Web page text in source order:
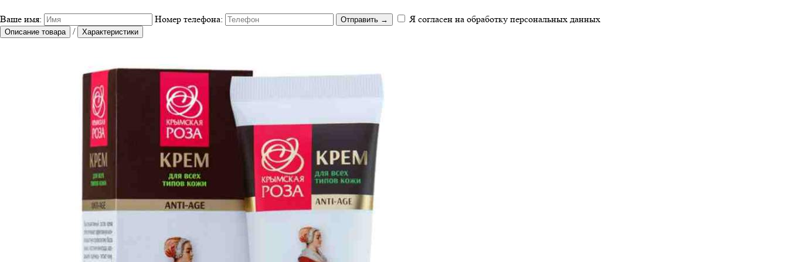
Ваше имя: Номер телефона: Отправить → Я согласен на обработку персональных данных
Описание товара / Характеристики